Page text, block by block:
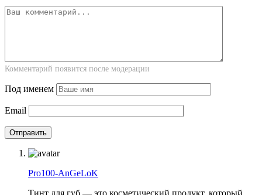
Комментарий появится после модерации
Под именем
Email
Pro100-AnGeLoK